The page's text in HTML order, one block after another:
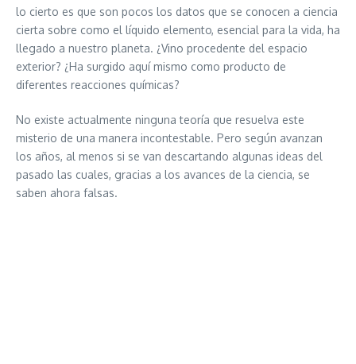
lo cierto es que son pocos los datos que se conocen a ciencia
cierta sobre como el líquido elemento, esencial para la vida, ha
llegado a nuestro planeta. ¿Vino procedente del espacio
exterior? ¿Ha surgido aquí mismo como producto de
diferentes reacciones químicas?
No existe actualmente ninguna teoría que resuelva este
misterio de una manera incontestable. Pero según avanzan
los años, al menos si se van descartando algunas ideas del
pasado las cuales, gracias a los avances de la ciencia, se
saben ahora falsas.